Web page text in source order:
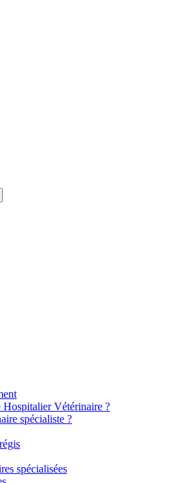
Hospitalier Vétérinaire ?
spécialiste ?
spécialisées